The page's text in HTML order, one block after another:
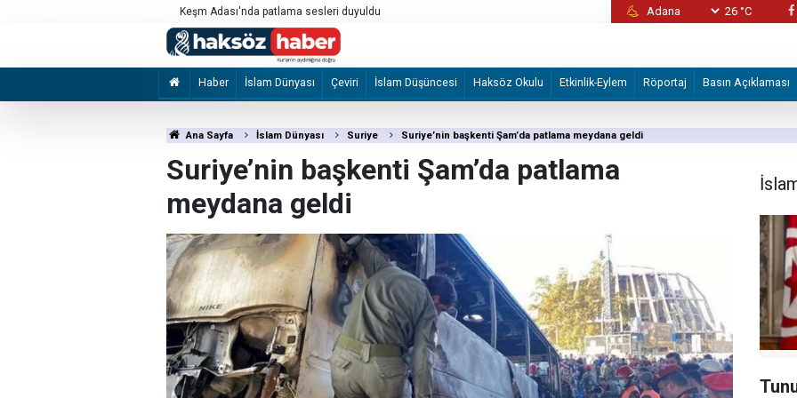
Keşm Adası'nda patlama sesleri duyuldu
İzmir Büyükşehir Belediyesine yönelik
26 °C
Haber İslam Dünyası Çeviri İslam Düşüncesi Haksöz Okulu Etkinlik-Eylem Röportaj Basın Açıklaması
Ana Sayfa İslam Dünyası Suriye Suriye’nin başkenti Şam’da patlama meydana geldi
Suriye’nin başkenti Şam’da patlama
meydana geldi